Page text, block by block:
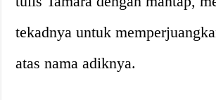
tekadnya untuk
atas nama adiknya.